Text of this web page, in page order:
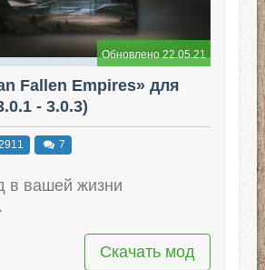
Обновлено 22.05.21
Fallen Empires» для
- 3.0.3)
7
в вашей жизни
Скачать мод